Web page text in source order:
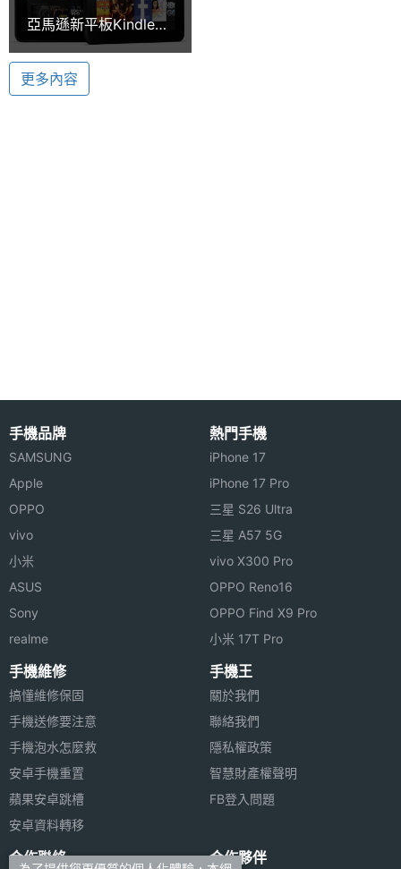
◎ 7 吋 IPS 觸控螢幕、1,024 x 600pixels 螢幕解析度
◎ 採用 Android 4.0 Ice Cream Sandwich 作業系統
◎ 內建 TI OMAP4430, 1.2GHz 雙核心處理器
尺寸
主螢幕
解析度
1024*600 pixels
機身長
機身寬
度
機身厚
機身重
量
傳輸埠 A2DP, HDMI, USB, 藍牙
機身顏
色
操作介
亞馬遜新平板Kindle
Fire HD 定價199美元
起 9/14美開賣
更多內容
手機品牌
SAMSUNG
Apple
OPPO
vivo
小米
ASUS
Sony
realme
熱門手機
iPhone 17
iPhone 17 Pro
三星 S26 Ultra
三星 A57 5G
vivo X300 Pro
OPPO Reno16
OPPO Find X9 Pro
小米 17T Pro
手機維修
搞懂維修保固
手機送修要注意
手機泡水怎麼救
安卓手機重置
蘋果安卓跳槽
安卓資料轉移
手機王
關於我們
聯絡我們
隱私權政策
智慧財產權聲明
FB登入問題
合作聯絡 合作夥伴